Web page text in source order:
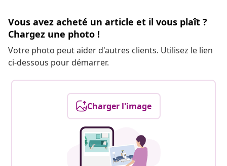
Vous avez acheté un article et il vous plaît ?
Chargez une photo !
Votre photo peut aider d'autres clients. Utilisez le lien
ci-dessous pour démarrer.
Charger l'image